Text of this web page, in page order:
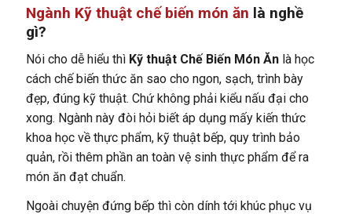
Ngành Kỹ thuật chế biến món ăn là nghề
gì?
Nói cho dễ hiểu thì Kỹ thuật Chế Biến Món Ănlà học
cách chế biến thức ăn sao cho ngon, sạch, trình bày
đẹp, đúng kỹ thuật. Chứ không phải kiểu nấu đại cho
xong. Ngành này đòi hỏi biết áp dụng mấy kiến thức
khoa học về thực phẩm, kỹ thuật bếp, quy trình bảo
quản, rồi thêm phần an toàn vệ sinh thực phẩm để ra
món ăn đạt chuẩn.
Ngoài chuyện đứng bếp thì còn dính tới khúc phục vụ